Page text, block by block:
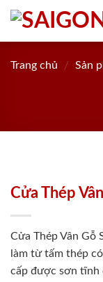
Skip
content
Trang chủ / Sản
Cửa Thép
Cửa Thép Vân Gỗ
làm từ tấm thép
cấp được sơn tĩnh